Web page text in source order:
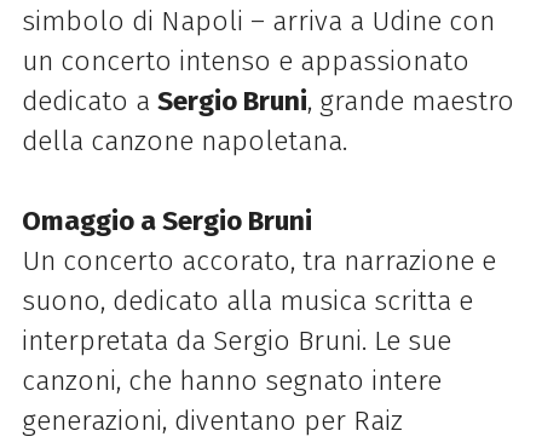
simbolo di Napoli – arriva a Udine con
un concerto intenso e appassionato
dedicato a Sergio Bruni, grande maestro
della canzone napoletana.
Omaggio a Sergio Bruni
Un concerto accorato, tra narrazione e
suono, dedicato alla musica scritta e
interpretata da Sergio Bruni. Le sue
canzoni, che hanno segnato intere
generazioni, diventano per Raiz